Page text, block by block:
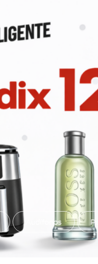
Audífonos